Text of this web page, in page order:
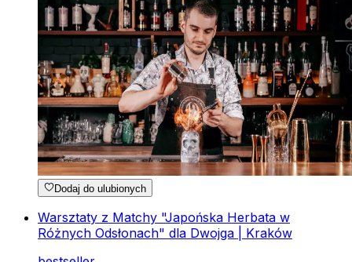
Dodaj do ulubionych
Warsztaty z Matchy "Japońska Herbata w
Różnych Odsłonach" dla Dwojga | Kraków